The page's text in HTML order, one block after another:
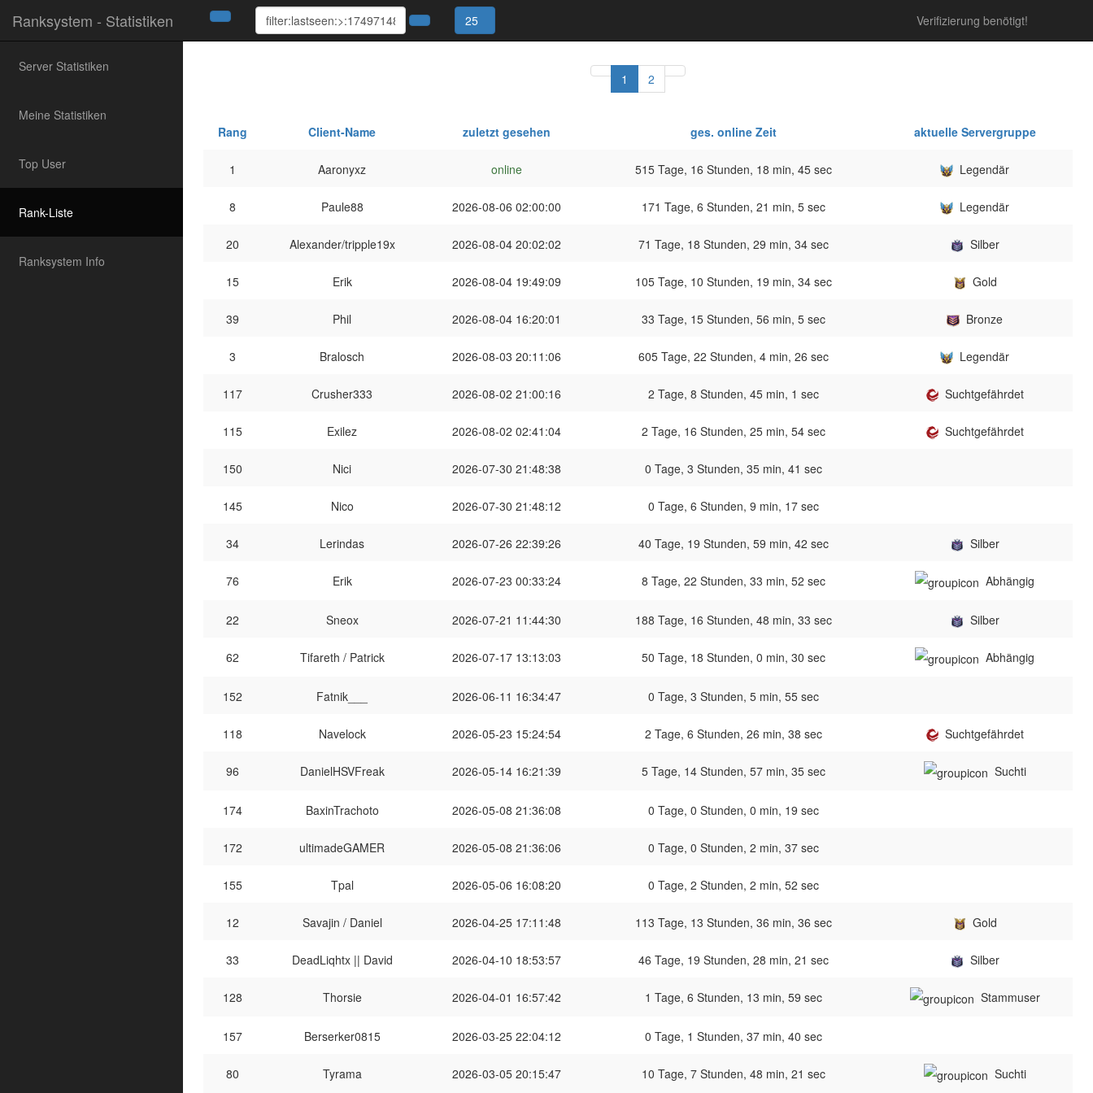
Ranksystem - Statistiken 25 Verifizierung benötigt!
Server Statistiken
Meine Statistiken
Top User
Rank-Liste
Ranksystem Info
1 2
Rang Client-Name zuletzt gesehen ges. online Zeit aktuelle Servergruppe
1 Aaronyxz online 515 Tage, 16 Stunden, 18 min, 45 sec Legendär
8 Paule88 2026-08-06 02:00:00 171 Tage, 6 Stunden, 21 min, 5 sec Legendär
20 Alexander/tripple19x 2026-08-04 20:02:02 71 Tage, 18 Stunden, 29 min, 34 sec Silber
15 Erik 2026-08-04 19:49:09 105 Tage, 10 Stunden, 19 min, 34 sec Gold
39 Phil 2026-08-04 16:20:01 33 Tage, 15 Stunden, 56 min, 5 sec Bronze
3 Bralosch 2026-08-03 20:11:06 605 Tage, 22 Stunden, 4 min, 26 sec Legendär
117 Crusher333 2026-08-02 21:00:16 2 Tage, 8 Stunden, 45 min, 1 sec Suchtgefährdet
115 Exilez 2026-08-02 02:41:04 2 Tage, 16 Stunden, 25 min, 54 sec Suchtgefährdet
150 Nici 2026-07-30 21:48:38 0 Tage, 3 Stunden, 35 min, 41 sec
145 Nico 2026-07-30 21:48:12 0 Tage, 6 Stunden, 9 min, 17 sec
34 Lerindas 2026-07-26 22:39:26 40 Tage, 19 Stunden, 59 min, 42 sec Silber
76 Erik 2026-07-23 00:33:24 8 Tage, 22 Stunden, 33 min, 52 sec Abhängig
22 Sneox 2026-07-21 11:44:30 188 Tage, 16 Stunden, 48 min, 33 sec Silber
62 Tifareth / Patrick 2026-07-17 13:13:03 50 Tage, 18 Stunden, 0 min, 30 sec Abhängig
152 Fatnik___ 2026-06-11 16:34:47 0 Tage, 3 Stunden, 5 min, 55 sec
118 Navelock 2026-05-23 15:24:54 2 Tage, 6 Stunden, 26 min, 38 sec Suchtgefährdet
96 DanielHSVFreak 2026-05-14 16:21:39 5 Tage, 14 Stunden, 57 min, 35 sec Suchti
174 BaxinTrachoto 2026-05-08 21:36:08 0 Tage, 0 Stunden, 0 min, 19 sec
172 ultimadeGAMER 2026-05-08 21:36:06 0 Tage, 0 Stunden, 2 min, 37 sec
155 Tpal 2026-05-06 16:08:20 0 Tage, 2 Stunden, 2 min, 52 sec
12 Savajin / Daniel 2026-04-25 17:11:48 113 Tage, 13 Stunden, 36 min, 36 sec Gold
33 DeadLiqhtx || David 2026-04-10 18:53:57 46 Tage, 19 Stunden, 28 min, 21 sec Silber
128 Thorsie 2026-04-01 16:57:42 1 Tage, 6 Stunden, 13 min, 59 sec Stammuser
157 Berserker0815 2026-03-25 22:04:12 0 Tage, 1 Stunden, 37 min, 40 sec
80 Tyrama 2026-03-05 20:15:47 10 Tage, 7 Stunden, 48 min, 21 sec Suchti